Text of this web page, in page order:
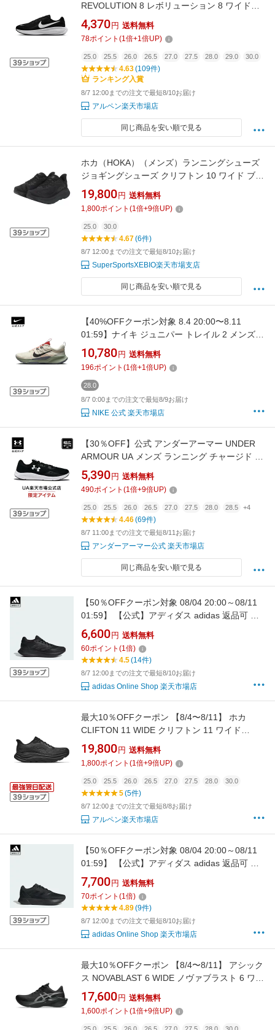
REVOLUTION 8 レボリューション 8 ワイド
HQ1996-001 メンズ 陸上/ランニング ランニン
グシューズ : ブラック×ホワイト NIKE imbkk
4,370 円 送料無料
78ポイント (1倍+1倍UP)
25.0 25.5 26.0 26.5 27.0 27.5 28.0 29.0 30.0
4.63(109件)
ランキング入賞
8/7 12:00までの注文で最短8/10お届け
アルペン楽天市場店
同じ商品を安い順で見る
ホカ（HOKA）（メンズ）ランニングシューズ
ジョギングシューズ クリフトン 10 ワイド ブラ
ック 1162032-BBLC スニーカー ラン ウォーク
超軽量 クッション性
19,800 円 送料無料
1,800ポイント (1倍+9倍UP)
25.0 30.0
4.67(6件)
8/7 12:00までの注文で最短8/10お届け
SuperSportsXEBIO楽天市場支店
同じ商品を安い順で見る
【40%OFFクーポン対象 8.4 20:00〜8.11
01:59】ナイキ ジュニパー トレイル 2 メンズ
トレイル ランニングシューズ NIKE Mens シュ
ーズ トレラン オフロードラン サステナビリテ
ィ ジョギング 陸上 24cm-33cm DM0822-102
SP24 ランニング 屋内 トレーニング
10,780 円 送料無料
196ポイント (1倍+1倍UP)
28.0
8/7 0:00までの注文で最短8/9お届け
NIKE 公式 楽天市場店
【30％OFF】公式 アンダーアーマー UNDER
ARMOUR UA メンズ ランニング チャージド パ
スート3 エクストラ ワイド 3025801 シューズ
ランシュー ランニングシューズ スニーカー ロ
ーカット 軽量 幅広 4E マラソン ジョギング 靴
陸上 マラソン ブラック/ホワイト
5,390 円 送料無料
490ポイント (1倍+9倍UP)
25.0 25.5 26.0 26.5 27.0 27.5 28.0 28.5 +4
4.46(69件)
8/7 11:00までの注文で最短8/11お届け
アンダーアーマー公式 楽天市場店
同じ商品を安い順で見る
【50％OFFクーポン対象 08/04 20:00～08/11
01:59】 【公式】アディダス adidas 返品可 ラ
ンニング コアランナー 5 ランニング /
CORERUNNER 5 Running パフォーマンス レ
ディース シューズ・靴 スニーカー 黒 ブラック
6,600 円 送料無料
60ポイント (1倍)
4.5(14件)
8/7 12:00までの注文で最短8/10お届け
adidas Online Shop 楽天市場店
最大10％OFFクーポン 【8/4〜8/11】 ホカ
CLIFTON 11 WIDE クリフトン 11 ワイド
1177538 メンズ ランニングシューズ 2E クリフ
トン11 : ブラック×ブラック HOKA imbkk
19,800 円 送料無料
1,800ポイント (1倍+9倍UP)
25.0 25.5 26.0 26.5 27.0 27.5 28.0 30.0
5(5件)
8/7 12:00までの注文で最短8/8お届け
アルペン楽天市場店
【50％OFFクーポン対象 08/04 20:00～08/11
01:59】 【公式】アディダス adidas 返品可 ラ
ンニング デュラモ SL ワイド ランニング
LIGHTMOTION / Duramo SL Wide Running
Lightmotion パフォーマンス メンズ シューズ・
靴 スニーカー 黒 ブラック IF7254
7,700 円 送料無料
70ポイント (1倍)
4.89(9件)
8/7 12:00までの注文で最短8/10お届け
adidas Online Shop 楽天市場店
最大10％OFFクーポン 【8/4〜8/11】 アシック
ス NOVABLAST 6 WIDE ノヴァブラスト 6 ワイ
ド 1011C242 メンズ 陸上/ランニング ランニン
グシューズ 3E ノヴァブラスト6 asics imbkk
17,600 円 送料無料
1,600ポイント (1倍+9倍UP)